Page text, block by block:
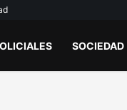
SOCIEDAD